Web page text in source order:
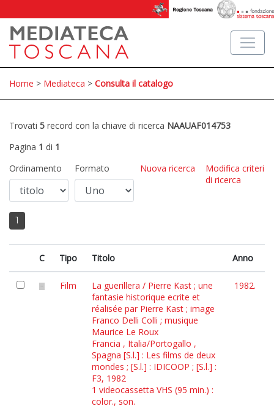
Home > Mediateca > Consulta il catalogo
Trovati 5 record con la chiave di ricerca NAAUAF014753
Pagina 1 di 1
Ordinamento
Formato Nuova ricerca
Modifica criteri
di ricerca
1
C Tipo Titolo Anno
Film
La guerillera / Pierre Kast ; une
fantasie historique ecrite et
réalisée par Pierre Kast ; image
Franco Delli Colli ; musique
Maurice Le Roux
Francia , Italia/Portogallo ,
Spagna [S.l.] : Les films de deux
mondes ; [S.l.] : IDICOOP ; [S.l.] :
F3, 1982
1 videocassetta VHS (95 min.) :
color., son.
1982.